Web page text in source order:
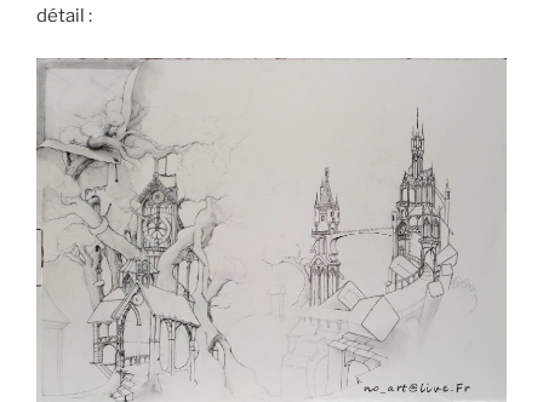
détail :